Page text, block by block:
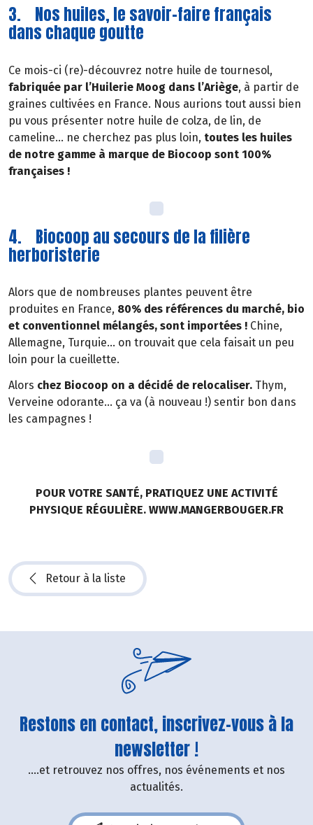
3. Nos huiles, le savoir-faire français
dans chaque goutte
Ce mois-ci (re)-découvrez notre huile de tournesol,
fabriquée par l’Huilerie Moog dans l’Ariège, à partir de
graines cultivées en France. Nous aurions tout aussi bien
pu vous présenter notre huile de colza, de lin, de
cameline… ne cherchez pas plus loin, toutes les huiles
de notre gamme à marque de Biocoop sont 100%
françaises !
4. Biocoop au secours de la filière
herboristerie
Alors que de nombreuses plantes peuvent être
produites en France, 80% des références du marché, bio
et conventionnel mélangés, sont importées ! Chine,
Allemagne, Turquie… on trouvait que cela faisait un peu
loin pour la cueillette.
Alors chez Biocoop on a décidé de relocaliser. Thym,
Verveine odorante… ça va (à nouveau !) sentir bon dans
les campagnes !
POUR VOTRE SANTÉ, PRATIQUEZ UNE ACTIVITÉ
PHYSIQUE RÉGULIÈRE. WWW.MANGERBOUGER.FR
Retour à la liste
Restons en contact, inscrivez-vous à la
newsletter !
....et retrouvez nos offres, nos événements et nos
actualités.